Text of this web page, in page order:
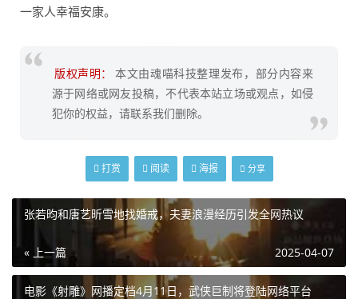
一家人幸福安康。
版权声明：
本文由魂喵科技整理发布，部分内容来
源于网络或网友投稿，不代表本站立场或观点，如侵
犯你的权益，请联系我们删除。
打赏 阅读 海报 分享
张若昀和唐艺昕雪地找婚戒，夫妻浪漫经历引发全网热议
« 上一篇 2025-04-07
电影《射雕》网播定档4月11日，武侠巨制将登陆网络平台